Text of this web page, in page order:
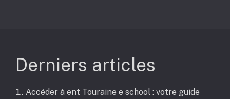
Derniers articles
Accéder à ent Touraine e school : votre guide